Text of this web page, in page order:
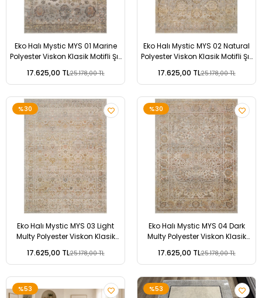
Eko Halı Mystic MYS 01 Marine
Polyester Viskon Klasik Motifli Şık
17.625,00 TL25.178,00 TL
Eko Halı Mystic MYS 02 Natural
Polyester Viskon Klasik Motifli Şık
17.625,00 TL25.178,00 TL
%30
Eko Halı Mystic MYS 03 Light
Multy Polyester Viskon Klasik
17.625,00 TL25.178,00 TL
%30
Eko Halı Mystic MYS 04 Dark
Multy Polyester Viskon Klasik
17.625,00 TL25.178,00 TL
%53 %53